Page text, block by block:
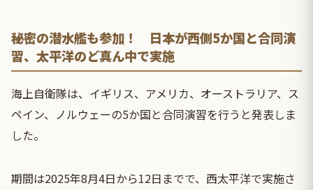
秘密の潜水艦も参加！ 日本が西側5か国と合同演
習、太平洋のど真ん中で実施
海上自衛隊は、イギリス、アメリカ、オーストラリア、ス
ペイン、ノルウェーの5か国と合同演習を行うと発表しま
した。
期間は2025年8月4日から12日までで、西太平洋で実施さ